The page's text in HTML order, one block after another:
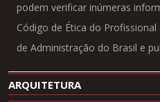
podem verificar inúmeras
Código de Ética do
de Administração do Brasil e
ARQUITETURA